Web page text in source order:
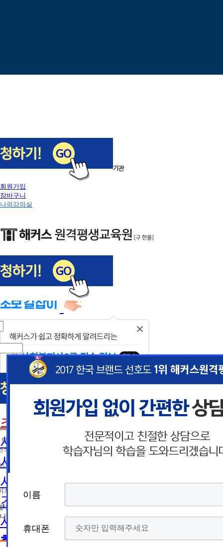
이전
다음
1/5
회원가입
장바구니
나의강의실
해커스편입
사회복지사1급
사회복지사
초보길잡이
사회복지사란
사회복지사2급 취득방법
사회복지사1급 취득방법
건강가정사
사회복지학사/전문학사
한국어교원
폰
* 날짜입력 키보드 사용법
- page up/down 키 = 다음달/이전
- ctrl+ 방향키 좌,우, 위, 아래 = 날
짜선택
폰
* 날짜입력 키보드 사용법
- page up/down 키 = 다음달/이전
- ctrl+ 방향키 좌,우, 위, 아래 = 날
짜선택
이름
휴대폰
이름
휴대폰
이름
휴대폰
이름
휴대폰
인혜택 제공
등 광고성 정보 제공, 통계자료 활용
폰 번호
의 해지나 개인정보 삭제요청 시까지
동의하지 않을 수 있습니다.
다.